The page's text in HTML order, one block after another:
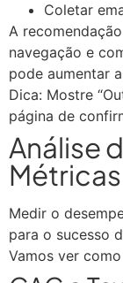
Coletar
A
navegação e
pode aumentar
Dica: Mostre
página de
Análise
Métricas
Medir o
para o sucesso
Vamos ver